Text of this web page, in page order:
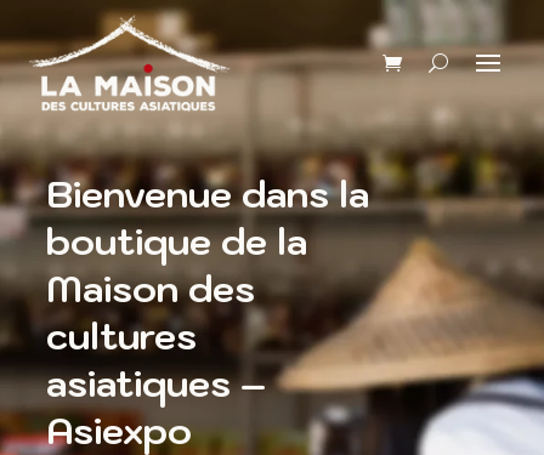
Bienvenue dans la
boutique de la
Maison des
cultures
asiatiques –
Asiexpo